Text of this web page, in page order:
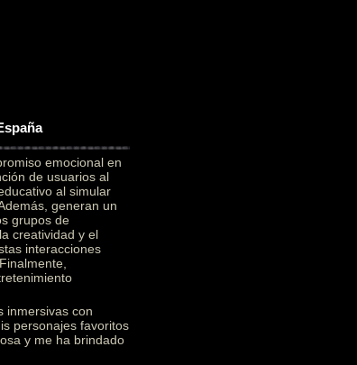
emocional en
de usuarios al
al simular
generan un
grupos de
creatividad y el
interacciones
inmersivas con
personajes favoritos
y me ha brindado